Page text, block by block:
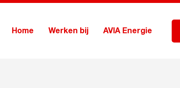
Home Werken bij AVIA Energie